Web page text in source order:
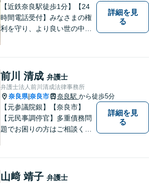
【近鉄奈良駅徒歩1分】【24
時間電話受付】みなさまの権
利を守り、より良い世の中に
ています。法律トラブルでお
悩みごとがありましたら、お
気軽にご相談ください。
詳細を見
る
前川 清成 弁護士
弁護士法人前川清成法律事務所
奈良県|奈良市 奈良駅 から徒歩5分
【元参議院銀】【奈良市】
【元民事調停官】多重債務問
題でお困りの方はご相談くだ
たら、一度ご相談ください。
詳細を見
る
山﨑 靖子 弁護士